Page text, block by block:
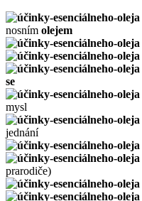
nosním olejem
se
mysl
jednání
prarodiče)